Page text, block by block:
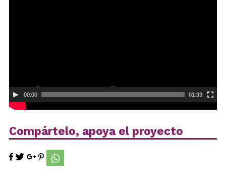
00:00 01:33
Compártelo, apoya el proyecto